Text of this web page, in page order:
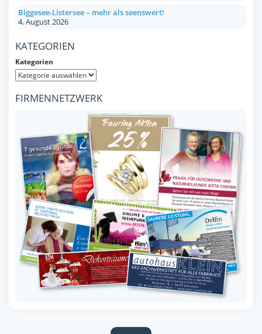
Biggesee-Listersee – mehr als seenswert!
4. August 2026
KATEGORIEN
Kategorien
FIRMENNETZWERK